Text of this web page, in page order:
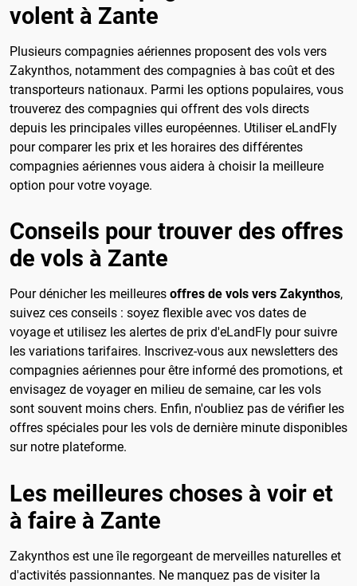
volent à Zante
Plusieurs compagnies aériennes proposent des vols vers
Zakynthos, notamment des compagnies à bas coût et des
transporteurs nationaux. Parmi les options populaires, vous
trouverez des compagnies qui offrent des vols directs
depuis les principales villes européennes. Utiliser eLandFly
pour comparer les prix et les horaires des différentes
compagnies aériennes vous aidera à choisir la meilleure
option pour votre voyage.
Conseils pour trouver des offres
de vols à Zante
Pour dénicher les meilleures offres de vols vers Zakynthos,
suivez ces conseils : soyez flexible avec vos dates de
voyage et utilisez les alertes de prix d'eLandFly pour suivre
les variations tarifaires. Inscrivez-vous aux newsletters des
compagnies aériennes pour être informé des promotions, et
envisagez de voyager en milieu de semaine, car les vols
sont souvent moins chers. Enfin, n'oubliez pas de vérifier les
offres spéciales pour les vols de dernière minute disponibles
sur notre plateforme.
Les meilleures choses à voir et
à faire à Zante
Zakynthos est une île regorgeant de merveilles naturelles et
d'activités passionnantes. Ne manquez pas de visiter la